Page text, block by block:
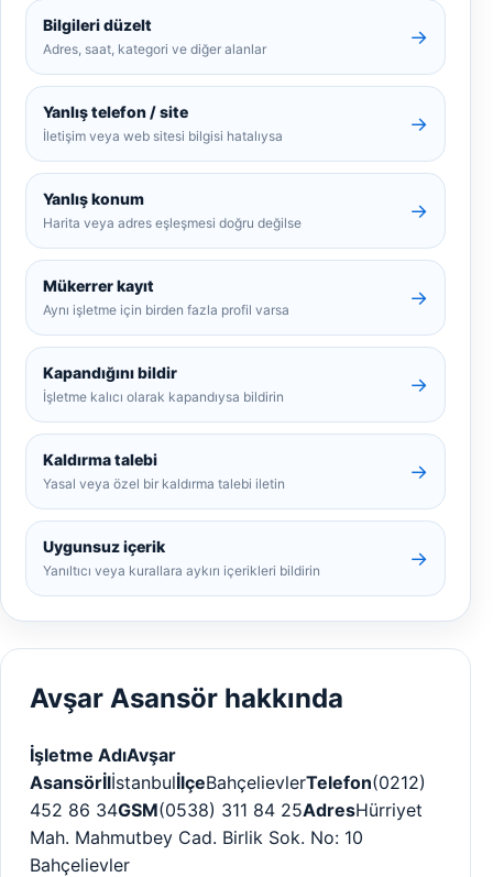
Bilgileri düzelt
Adres, saat, kategori ve diğer alanlar
→
Yanlış telefon / site
İletişim veya web sitesi bilgisi hatalıysa
→
Yanlış konum
Harita veya adres eşleşmesi doğru değilse
→
Mükerrer kayıt
Aynı işletme için birden fazla profil varsa
→
Kapandığını bildir
İşletme kalıcı olarak kapandıysa bildirin
→
Kaldırma talebi
Yasal veya özel bir kaldırma talebi iletin
→
Uygunsuz içerik
Yanıltıcı veya kurallara aykırı içerikleri bildirin
→
Avşar Asansör hakkında
İşletme AdıAvşar
AsansörİlİstanbulİlçeBahçelievlerTelefon(0212)
452 86 34GSM(0538) 311 84 25AdresHürriyet
Mah. Mahmutbey Cad. Birlik Sok. No: 10
Bahçelievler